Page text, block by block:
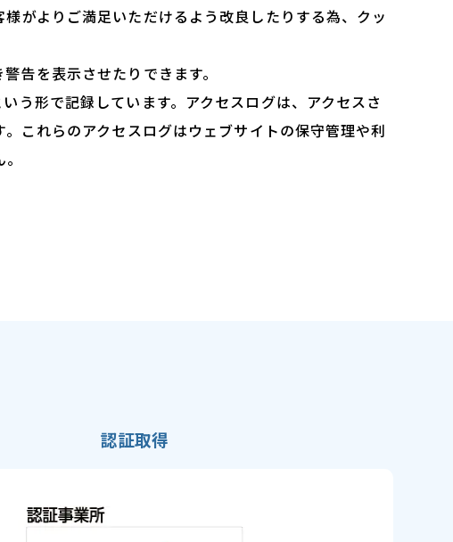
がよりご満足いただけるよう改良したりする為、クッ
告を表示させたりできます。
う形で記録しています。アクセスログは、アクセスさ
これらのアクセスログはウェブサイトの保守管理や利
認証取得